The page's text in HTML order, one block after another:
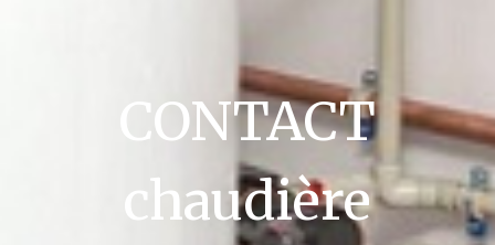
CONTACT
chaudière